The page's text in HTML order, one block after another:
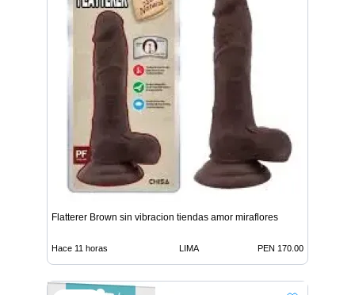
Flatterer Brown sin vibracion tiendas amor miraflores
Hace 11 horas LIMA PEN 170.00